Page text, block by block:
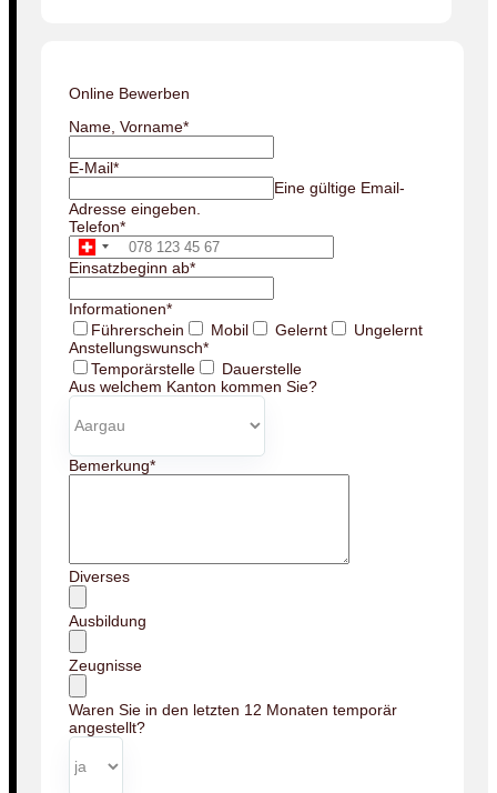
Online Bewerben
Name, Vorname*
E-Mail*
Eine gültige Email-
Adresse eingeben.
Telefon*
Einsatzbeginn ab*
Informationen*
Führerschein
Mobil Gelernt
Ungelernt
Anstellungswunsch*
Temporärstelle
Dauerstelle
Aus welchem Kanton kommen Sie?
Bemerkung*
Diverses
Ausbildung
Zeugnisse
Waren Sie in den letzten 12 Monaten temporär
angestellt?